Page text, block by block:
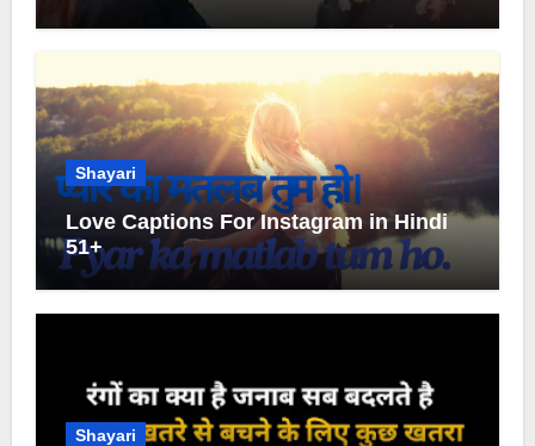
Shayari
Love Captions For Instagram in Hindi
51+
Shayari